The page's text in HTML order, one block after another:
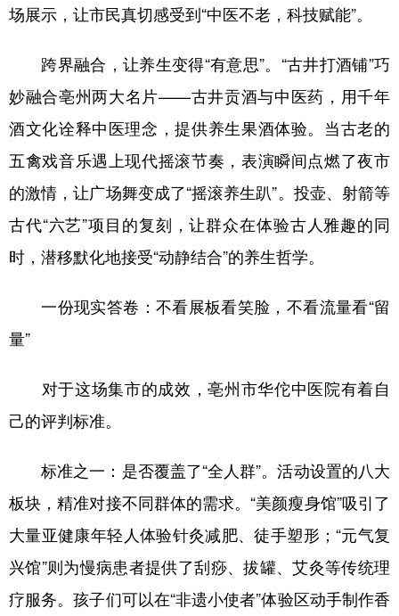
陕西 甘肃 青海 宁夏
新疆 内蒙古 黑龙江
多语种频道
English Español Français عربى
Deutsch Português
场展示，让市民真切感受到“中医不老，科技赋能”。
跨界融合，让养生变得“有意思”。“古井打酒铺”巧
妙融合亳州两大名片——古井贡酒与中医药，用千年
酒文化诠释中医理念，提供养生果酒体验。当古老的
五禽戏音乐遇上现代摇滚节奏，表演瞬间点燃了夜市
的激情，让广场舞变成了“摇滚养生趴”。投壶、射箭等
古代“六艺”项目的复刻，让群众在体验古人雅趣的同
时，潜移默化地接受“动静结合”的养生哲学。
一份现实答卷：不看展板看笑脸，不看流量看“留
量”
对于这场集市的成效，亳州市华佗中医院有着自
己的评判标准。
标准之一：是否覆盖了“全人群”。活动设置的八大
板块，精准对接不同群体的需求。“美颜瘦身馆”吸引了
大量亚健康年轻人体验针灸减肥、徒手塑形；“元气复
兴馆”则为慢病患者提供了刮痧、拔罐、艾灸等传统理
疗服务。孩子们可以在“非遗小使者”体验区动手制作香